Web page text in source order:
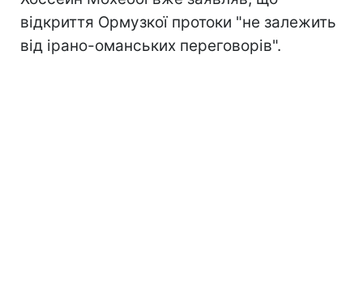
відкриття Ормузкої протоки "не залежить
від ірано-оманських переговорів".